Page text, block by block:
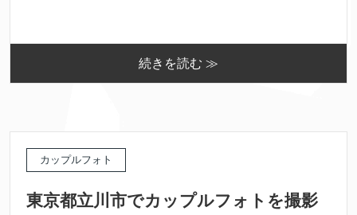
続きを読む ≫
カップルフォト
東京都立川市でカップルフォトを撮影